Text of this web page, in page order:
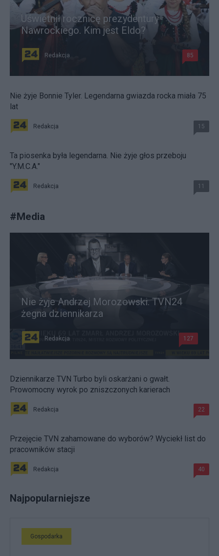
Uświetnił rocznicę prezydentury
Nawrockiego. Kim jest Eldo?
Redakcja 85
Nie żyje Bonnie Tyler. Legendarna gwiazda rocka miała 75
lat
Redakcja 15
Ta piosenka była legendarna. Nie żyje głos przeboju
"Y.M.C.A."
Redakcja 11
#Media
Nie żyje Andrzej Morozowski. TVN24
żegna dziennikarza
Redakcja 127
Dziennikarze TVN Turbo byli oskarżani o gwałt.
Prowomocny wyrok po zniszczonych karierach
Redakcja 22
Przejęcie TVN zahamowane do wyborów? Wyciekł list do
pracowników stacji
Redakcja 40
Najpopularniejsze
Gospodarka